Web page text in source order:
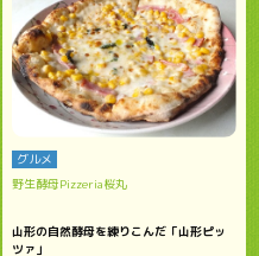
グルメ
野生酵母Pizzeria桜丸
山形の自然酵母を練りこんだ「山形ピッ
ツァ」